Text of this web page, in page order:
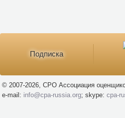
Подписка
© 2007-2026, СРО Ассоциация
e-mail: info@cpa-russia.org; skype: cpa-